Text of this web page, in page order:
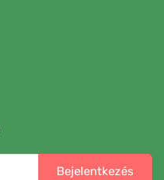
Bejelentkezés